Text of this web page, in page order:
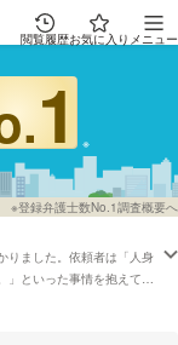
閲覧履歴お気に入り メニュー
1
※登録弁護士数No.1調査概要へ
りました。依頼者は「人身
」といった事情を抱えてい
る弁護士や弁護士費用を
ことができます。例えば